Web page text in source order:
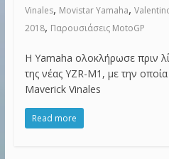
Vinales, Movistar Yamaha,
2018, Παρουσιάσεις MotoGP
H Yamaha ολοκλήρωσε πριν
της νέας YZR-M1, με την
Maverick Vinales
Read more